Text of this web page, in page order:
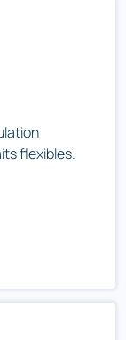
flexibles.